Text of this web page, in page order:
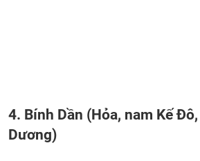
4. Bính Dần (Hỏa, nam Kế
Dương)